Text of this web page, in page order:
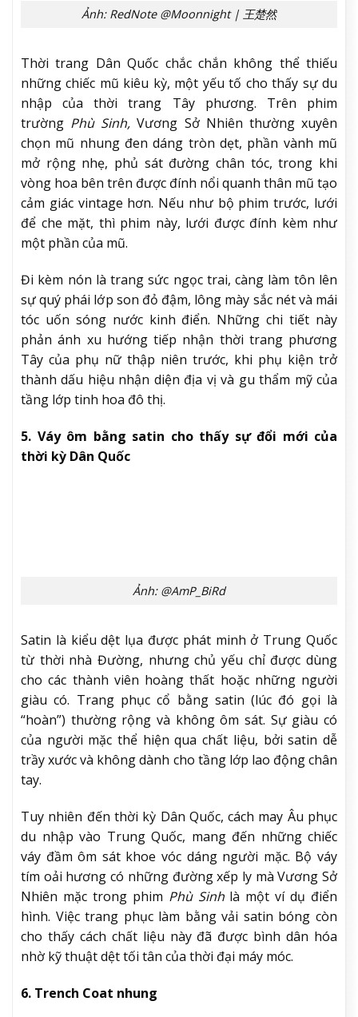
Ảnh: RedNote @Moonnight | 王楚然
Thời trang Dân Quốc chắc chắn không thể thiếu
những chiếc mũ kiêu kỳ, một yếu tố cho thấy sự du
để che mặt, thì phim này, lưới được đính kèm như
Đi kèm nón là trang sức ngọc trai, càng làm tôn lên
sự quý phái lớp son đỏ đậm, lông mày sắc nét và mái
tóc uốn sóng nước kinh điển. Những chi tiết này
phản ánh xu hướng tiếp nhận thời trang phương
Tây của phụ nữ thập niên trước, khi phụ kiện trở
thành dấu hiệu nhận diện địa vị và gu thẩm mỹ của
tầng lớp tinh hoa đô thị.
5. Váy ôm bằng satin cho thấy sự đổi mới của
thời kỳ Dân Quốc